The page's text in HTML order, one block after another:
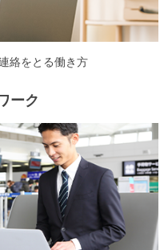
絡をとる働き方
ーク